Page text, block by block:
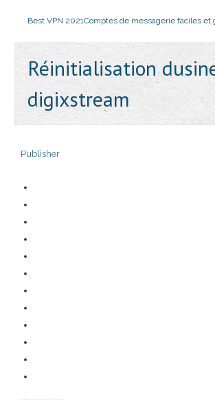
Best VPN 2021Comptes de messagerie faciles et
Réinitialisation
digixstream
Publisher